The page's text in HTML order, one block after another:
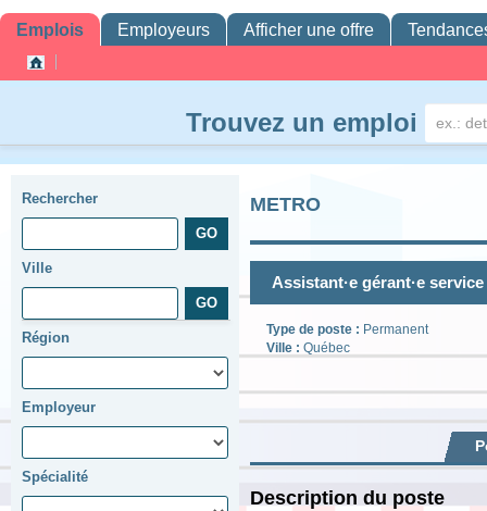
Emplois Employeurs Afficher une offre
Trouvez un emploi
Rechercher
Ville
Région
Employeur
Spécialité
METRO
Assistant·e gérant·e
Type de poste : Permanent
Ville : Québec
Description du poste